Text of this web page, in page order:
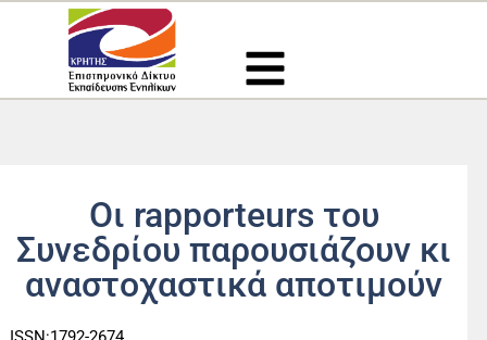
Μετάβαση
περιεχόμενο
Oι rapporteurs του
Συνεδρίου παρουσιάζουν κι
αναστοχαστικά αποτιμούν